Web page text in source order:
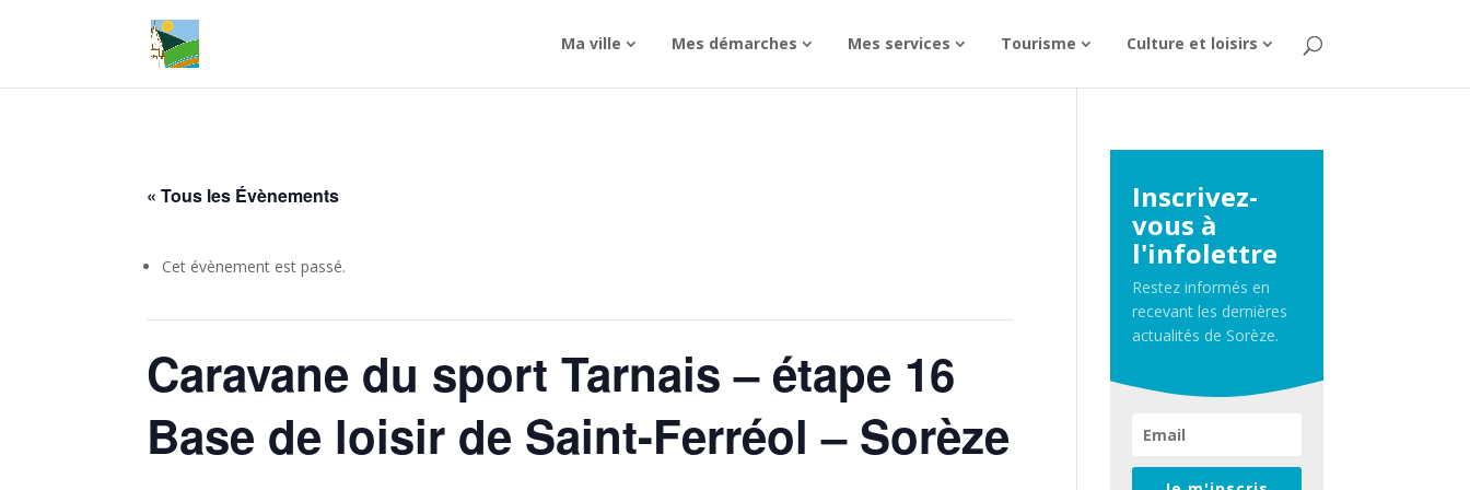
Ma ville Mes démarches Mes services Tourisme Culture et loisirs
« Tous les Évènements
Cet évènement est passé.
Caravane du sport Tarnais – étape 16
Base de loisir de Saint-Ferréol – Sorèze
Inscrivez-
vous à
l'infolettre
Restez informés en
recevant les dernières
actualités de Sorèze.